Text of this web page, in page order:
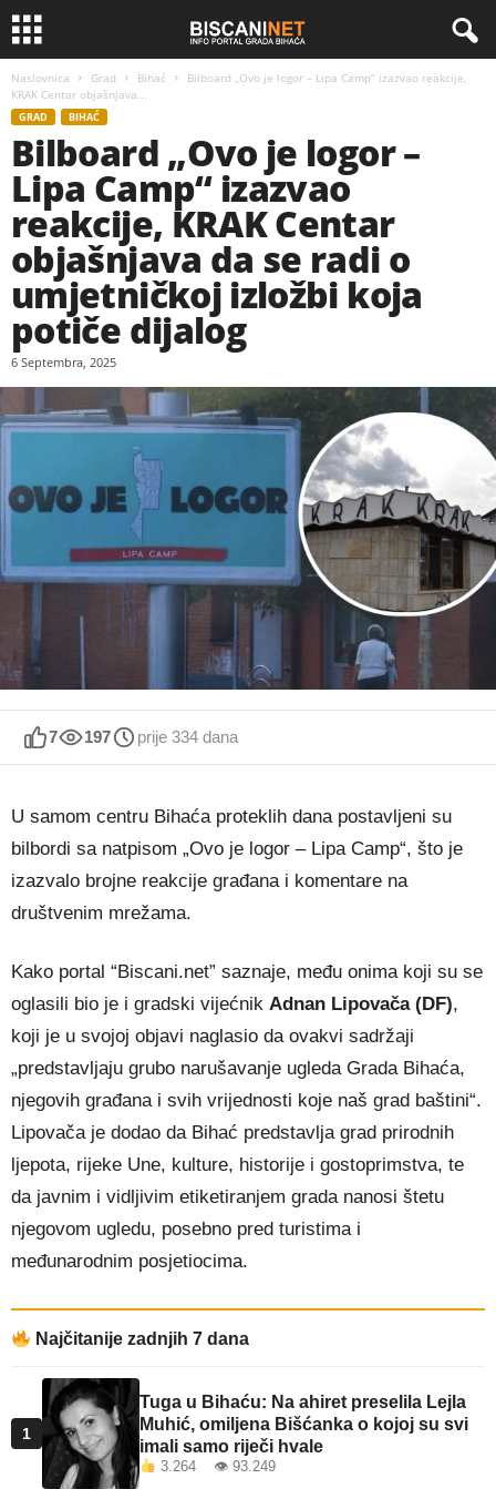
Naslovnica Grad Bihać
Bilboard „Ovo je logor – Lipa Camp“ izazvao reakcije,
KRAK Centar objašnjava...
GRAD BIHAĆ
Bilboard „Ovo je logor –
Lipa Camp“ izazvao
reakcije, KRAK Centar
objašnjava da se radi o
umjetničkoj izložbi koja
potiče dijalog
6 Septembra, 2025
7 197 prije 334 dana
U samom centru Bihaća proteklih dana postavljeni su
bilbordi sa natpisom „Ovo je logor – Lipa Camp“, što je
izazvalo brojne reakcije građana i komentare na
društvenim mrežama.
Kako portal “Biscani.net” saznaje, među onima koji su se
oglasili bio je i gradski vijećnik Adnan Lipovača (DF),
koji je u svojoj objavi naglasio da ovakvi sadržaji
„predstavljaju grubo narušavanje ugleda Grada Bihaća,
njegovih građana i svih vrijednosti koje naš grad baštini“.
Lipovača je dodao da Bihać predstavlja grad prirodnih
ljepota, rijeke Une, kulture, historije i gostoprimstva, te
da javnim i vidljivim etiketiranjem grada nanosi štetu
njegovom ugledu, posebno pred turistima i
međunarodnim posjetiocima.
Najčitanije zadnjih 7 dana
1
Tuga u Bihaću: Na ahiret preselila Lejla
Muhić, omiljena Bišćanka o kojoj su svi
imali samo riječi hvale
3.264 👁 93.249